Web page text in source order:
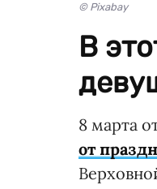
© Pixabay
В
8 марта
от